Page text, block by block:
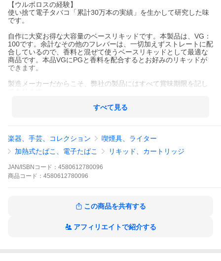
【ウルボロスの経験】
使い捨て電子タバコ「累計30万本の実績」を生かして研究した味
です。
自作に大変お得な大容量のベースリキッドです。本製品は、VG：
100です。余計なその他のフレバーは、一切加えずストレートに配
合しているので、香料と混ぜて使うベースリキッドとして最適な
商品です。本品VGにPGと香料を配合するとお好みのリキッドが
できます。
製造メーカーだからこそ、弊社の製品にはすべて賞味期限を記し
※本製品は電子タバ用リキッドとなります。
すべて見る
楽器、手芸、コレクション
喫煙具、ライター
加熱式たばこ、電子たばこ
リキッド、カートリッジ
JAN/ISBNコード： 4580612780096
商品 コード： 4580612780096
この商品を共有する
アフィリエイトで紹介する